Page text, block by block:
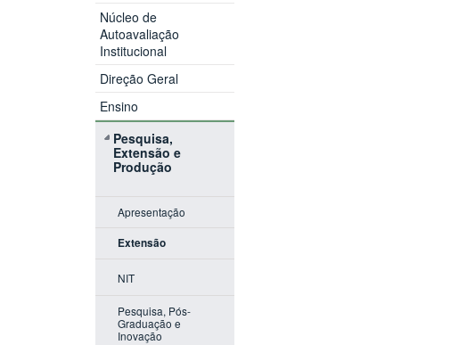
Núcleo de
Autoavaliação
Institucional
Direção Geral
Ensino
Pesquisa,
Extensão e
Produção
Apresentação
Extensão
NIT
Pesquisa, Pós-
Graduação e
Inovação